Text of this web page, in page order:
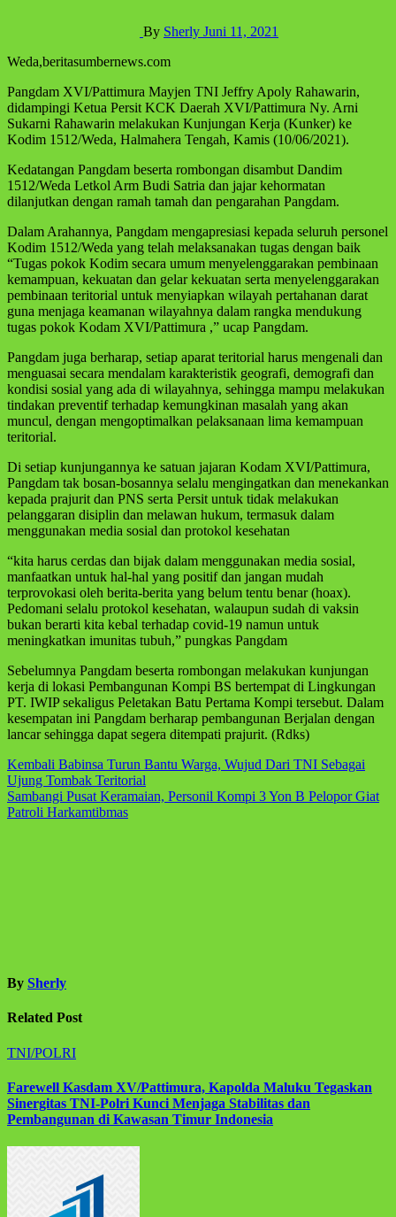
By Sherly Juni 11, 2021
Weda,beritasumbernews.com
Pangdam XVI/Pattimura Mayjen TNI Jeffry Apoly Rahawarin,
didampingi Ketua Persit KCK Daerah XVI/Pattimura Ny. Arni
Sukarni Rahawarin melakukan Kunjungan Kerja (Kunker) ke
Kodim 1512/Weda, Halmahera Tengah, Kamis (10/06/2021).
Kedatangan Pangdam beserta rombongan disambut Dandim
1512/Weda Letkol Arm Budi Satria dan jajar kehormatan
dilanjutkan dengan ramah tamah dan pengarahan Pangdam.
Dalam Arahannya, Pangdam mengapresiasi kepada seluruh personel
Kodim 1512/Weda yang telah melaksanakan tugas dengan baik
“Tugas pokok Kodim secara umum menyelenggarakan pembinaan
kemampuan, kekuatan dan gelar kekuatan serta menyelenggarakan
pembinaan teritorial untuk menyiapkan wilayah pertahanan darat
guna menjaga keamanan wilayahnya dalam rangka mendukung
tugas pokok Kodam XVI/Pattimura ,” ucap Pangdam.
Pangdam juga berharap, setiap aparat teritorial harus mengenali dan
menguasai secara mendalam karakteristik geografi, demografi dan
kondisi sosial yang ada di wilayahnya, sehingga mampu melakukan
tindakan preventif terhadap kemungkinan masalah yang akan
muncul, dengan mengoptimalkan pelaksanaan lima kemampuan
teritorial.
Di setiap kunjungannya ke satuan jajaran Kodam XVI/Pattimura,
Pangdam tak bosan-bosannya selalu mengingatkan dan menekankan
kepada prajurit dan PNS serta Persit untuk tidak melakukan
pelanggaran disiplin dan melawan hukum, termasuk dalam
menggunakan media sosial dan protokol kesehatan
“kita harus cerdas dan bijak dalam menggunakan media sosial,
manfaatkan untuk hal-hal yang positif dan jangan mudah
terprovokasi oleh berita-berita yang belum tentu benar (hoax).
Pedomani selalu protokol kesehatan, walaupun sudah di vaksin
bukan berarti kita kebal terhadap covid-19 namun untuk
meningkatkan imunitas tubuh,” pungkas Pangdam
Sebelumnya Pangdam beserta rombongan melakukan kunjungan
kerja di lokasi Pembangunan Kompi BS bertempat di Lingkungan
PT. IWIP sekaligus Peletakan Batu Pertama Kompi tersebut. Dalam
kesempatan ini Pangdam berharap pembangunan Berjalan dengan
lancar sehingga dapat segera ditempati prajurit. (Rdks)
Navigasi
pos
Kembali Babinsa Turun Bantu Warga, Wujud Dari TNI Sebagai
Ujung Tombak Teritorial
Sambangi Pusat Keramaian, Personil Kompi 3 Yon B Pelopor Giat
Patroli Harkamtibmas
By Sherly
Related Post
TNI/POLRI
Farewell Kasdam XV/Pattimura, Kapolda Maluku Tegaskan
Sinergitas TNI-Polri Kunci Menjaga Stabilitas dan
Pembangunan di Kawasan Timur Indonesia